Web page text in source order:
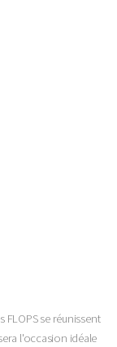
FLOPS se réunissent
l'occasion idéale